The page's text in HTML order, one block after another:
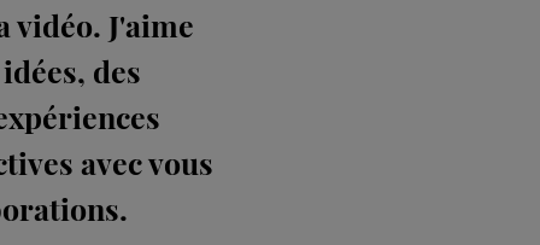
J'aime
des
avec vous